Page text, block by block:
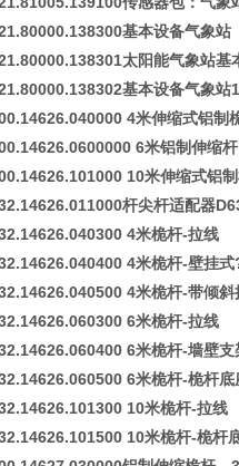
基本设备气象站
太阳能气象站基
基本设备气象站
4米伸缩式铝制
6米铝制伸缩杆
10米伸缩式铝
杆尖杆适配器
4米桅杆-拉线
4米桅杆-壁挂
4米桅杆-带倾
6米桅杆-拉线
6米桅杆-墙壁
6米桅杆-桅杆
10米桅杆-拉线
10米桅杆-桅杆